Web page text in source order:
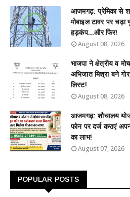
आजमगढ़: प्रेमिका से
मोबाइल टावर पर
हड़कंप...और फिर!
August 08, 2026
भाजपा ने क्षेत्रीय व
अभिजात मिश्रा बने
लिस्ट!
August 08, 2026
आजमगढ़: शौचालय
फोन पर दर्ज कराएं
का लाभ!
August 07, 2026
POPULAR POSTS